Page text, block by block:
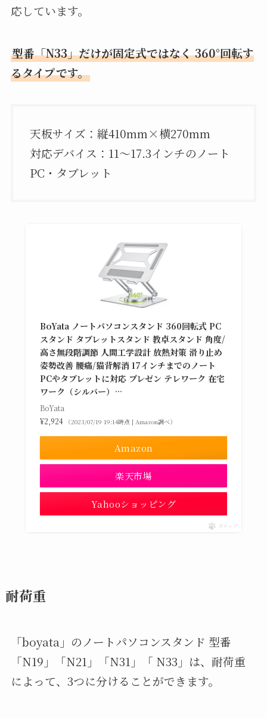
応しています。
型番「N33」だけが固定式ではなく 360°回転す
るタイプです。
天板サイズ：縦410mm×横270mm
対応デバイス：11〜17.3インチのノート
PC・タブレット
BoYata ノートパソコンスタンド 360回転式 PC
スタンド タブレットスタンド 教卓スタンド 角度/
高さ無段階調節 人間工学設計 放熱対策 滑り止め
姿勢改善 腰痛/猫背解消 17インチまでのノート
PCやタブレットに対応 プレゼン テレワーク 在宅
ワーク（シルバー）…
BoYata
¥2,924 （2023/07/19 19:14時点 | Amazon調べ）
Amazon
楽天市場
Yahooショッピング
ポチップ
耐荷重
「boyata」のノートパソコンスタンド 型番
「N19」「N21」「N31」「 N33」は、耐荷重
によって、3つに分けることができます。